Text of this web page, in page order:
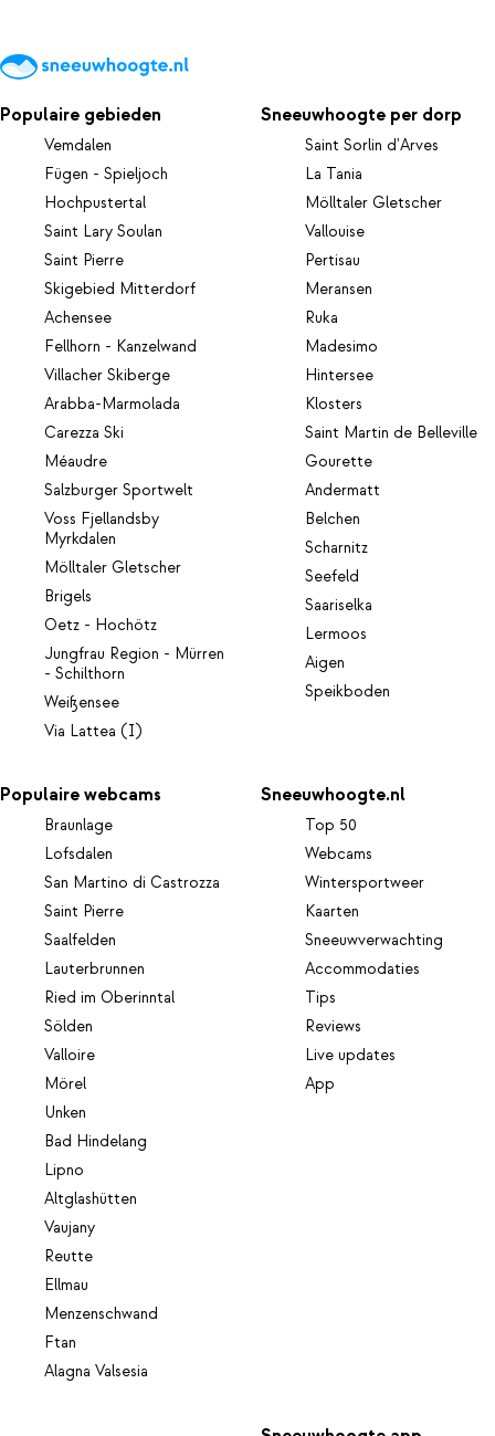
Populaire gebieden
Vemdalen
Fügen - Spieljoch
Hochpustertal
Saint Lary Soulan
Saint Pierre
Skigebied Mitterdorf
Achensee
Fellhorn - Kanzelwand
Villacher Skiberge
Arabba-Marmolada
Carezza Ski
Méaudre
Salzburger Sportwelt
Voss Fjellandsby
Myrkdalen
Mölltaler Gletscher
Brigels
Oetz - Hochötz
Jungfrau Region - Mürren
- Schilthorn
Weißensee
Via Lattea (I)
Sneeuwhoogte per dorp
Saint Sorlin d'Arves
La Tania
Mölltaler Gletscher
Vallouise
Pertisau
Meransen
Ruka
Madesimo
Hintersee
Klosters
Saint Martin de Belleville
Gourette
Andermatt
Belchen
Scharnitz
Seefeld
Saariselka
Lermoos
Aigen
Speikboden
Populaire webcams
Braunlage
Lofsdalen
San Martino di Castrozza
Saint Pierre
Saalfelden
Lauterbrunnen
Ried im Oberinntal
Sölden
Valloire
Mörel
Unken
Bad Hindelang
Lipno
Altglashütten
Vaujany
Reutte
Ellmau
Menzenschwand
Ftan
Alagna Valsesia
Sneeuwhoogte.nl
Top 50
Webcams
Wintersportweer
Kaarten
Sneeuwverwachting
Accommodaties
Tips
Reviews
Live updates
App